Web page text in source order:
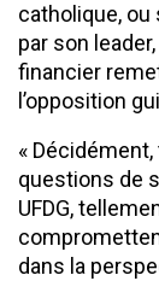
catholique, ou
par son
financier
l’opposition
«
questions de
UFDG,
dans la